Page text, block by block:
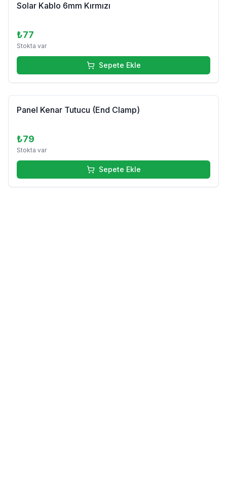
Solar Kablo 6mm Kırmızı
₺77
Stokta var
Sepete Ekle
Panel Kenar Tutucu (End Clamp)
₺79
Stokta var
Sepete Ekle